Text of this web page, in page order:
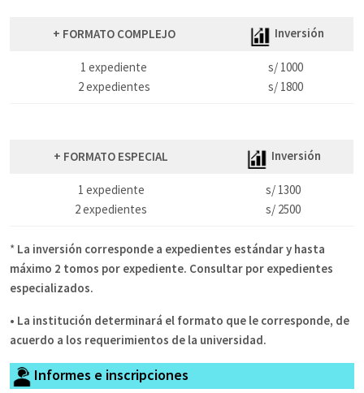
+ FORMATO COMPLEJO Inversión
1 expediente
2 expedientes
s/ 1000
s/ 1800
+ FORMATO ESPECIAL Inversión
1 expediente
2 expedientes
s/ 1300
s/ 2500
* La inversión corresponde a expedientes estándar y hasta
máximo 2 tomos por expediente. Consultar por expedientes
especializados.
• La institución determinará el formato que le corresponde, de
acuerdo a los requerimientos de la universidad.
Informes e inscripciones